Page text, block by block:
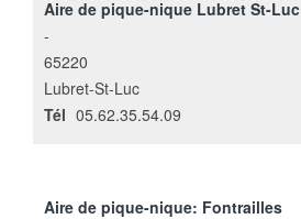
Aire de pique-nique Lubret St-Luc
-
65220
Lubret-St-Luc
Tél 05.62.35.54.09
Aire de pique-nique: Fontrailles